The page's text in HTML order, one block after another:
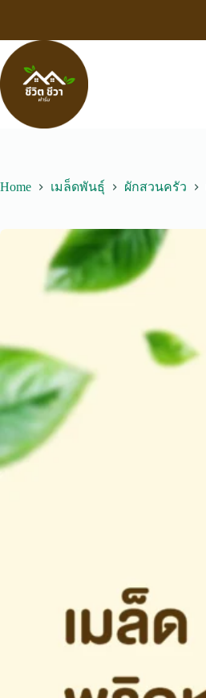
Home เมล็ดพันธุ์ ผักสวนครัว